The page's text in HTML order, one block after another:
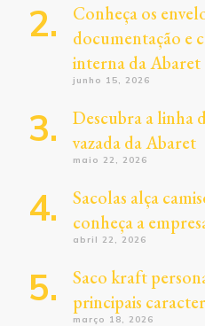
Conheça os
documentação e
interna da Abaret
junho 15, 2026
Descubra a linha
vazada da Abaret
maio 22, 2026
Sacolas alça
conheça a
abril 22, 2026
Saco kraft
principais
março 18, 2026